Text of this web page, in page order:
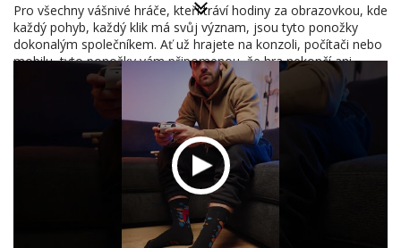
Pro všechny vášnivé hráče, kteří tráví hodiny za obrazovkou, kde
každý pohyb, každý klik má svůj význam, jsou tyto ponožky
dokonalým společníkem. Ať už hrajete na konzoli, počítači nebo
mobilu, tyto ponožky vám připomenou, že hra nekončí ani
tehdy, když se zvednete ze židle – pokračuje v každém kroku,
Nasaďte si tyto gamer ponožky a buďte připraveni na jakoukoliv
herní výzvu, která před vámi stojí. Ať už jste uprostřed intenzivní
bitvy nebo si užíváte relaxační RPG, tyto ponožky vás udrží v
pohodlí a stylu, který odpovídá vašemu hernímu tempu.